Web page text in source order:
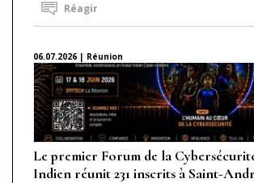
Réagir
06.07.2026 | Réunion
Le premier Forum de la
Indien réunit 231 inscrits à Saint-